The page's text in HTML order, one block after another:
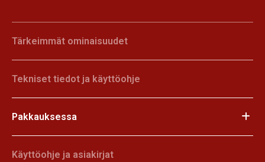
Tärkeimmät ominaisuudet
Tekniset tiedot ja käyttöohje
Pakkauksessa
Käyttöohje ja asiakirjat